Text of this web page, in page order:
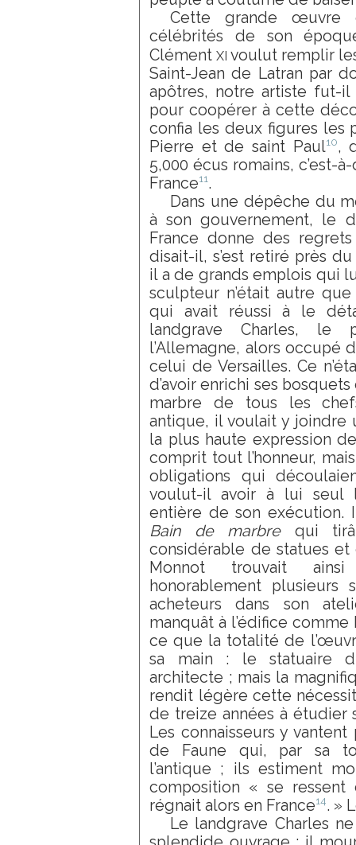
Cette grande œuvre
célébrités de son
Clémentxi voulut remplir
Saint-Jean de Latran par
apôtres, notre artiste fut-
pour coopérer à cette
confia les deux figures les
Pierre et de saint Paul10,
5,000 écus romains, c’est-
France11.
Dans une dépêche du
à son gouvernement, le
France donne des
disait-il, s’est retiré près
il a de grands emplois qui
sculpteur n’était autre
qui avait réussi à le
landgrave Charles, le
l’Allemagne, alors occupé
celui de Versailles. Ce
d’avoir enrichi ses
marbre de tous les
antique, il voulait y
la plus haute expression
comprit tout l’honneur,
obligations qui
voulut-il avoir à lui seul
entière de son exécution.
Bain de marbrequi tirât
considérable de statues
Monnot trouvait
honorablement plusieurs
acheteurs dans son
manquât à l’édifice
ce que la totalité de
sa main : le statuaire
architecte ; mais la
rendit légère cette
de treize années à
Les connaisseurs y
de Faune qui, par sa
l’antique ; ils estiment
composition « se
régnait alors en France14. »
Le landgrave Charles